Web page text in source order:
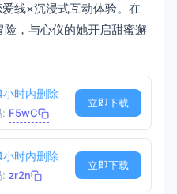
线×沉浸式互动体验。在
，与心仪的她开启甜蜜邂
时内删除
: F5wC
立即下载
时内删除
: zr2n
立即下载